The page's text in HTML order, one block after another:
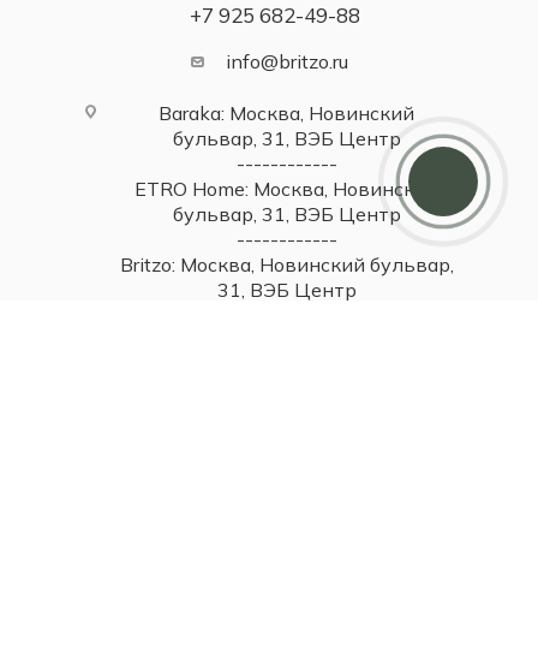
+7 925 682-49-88
info@britzo.ru
Baraka: Москва, Новинский
бульвар, 31, ВЭБ Центр
------------
ETRO Home: Москва, Новинский
бульвар, 31, ВЭБ Центр
------------
Britzo: Москва, Новинский бульвар,
31, ВЭБ Центр